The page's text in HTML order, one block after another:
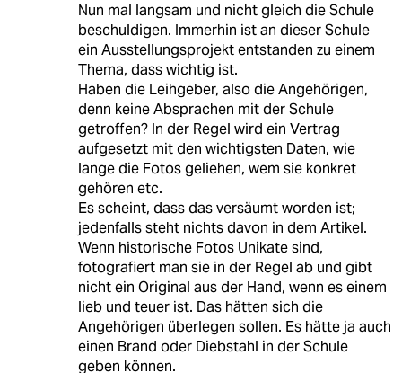
Nun mal langsam und nicht gleich die Schule
beschuldigen. Immerhin ist an dieser Schule
ein Ausstellungsprojekt entstanden zu einem
Thema, dass wichtig ist.
Haben die Leihgeber, also die Angehörigen,
denn keine Absprachen mit der Schule
getroffen? In der Regel wird ein Vertrag
aufgesetzt mit den wichtigsten Daten, wie
lange die Fotos geliehen, wem sie konkret
gehören etc.
Es scheint, dass das versäumt worden ist;
jedenfalls steht nichts davon in dem Artikel.
Wenn historische Fotos Unikate sind,
fotografiert man sie in der Regel ab und gibt
nicht ein Original aus der Hand, wenn es einem
lieb und teuer ist. Das hätten sich die
Angehörigen überlegen sollen. Es hätte ja auch
einen Brand oder Diebstahl in der Schule
geben können.